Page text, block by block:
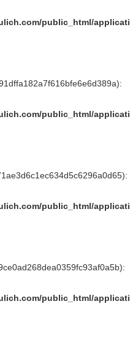
public_html/
public_html/
public_html/
public_html/